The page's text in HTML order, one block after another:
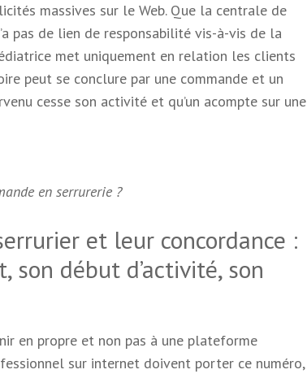
massives sur le Web. Que la centrale de
pas de lien de responsabilité vis-à-vis de la
met uniquement en relation les clients
peut se conclure par une commande et un
cesse son activité et qu’un acompte sur une
en serrurerie ?
et leur concordance :
son début d’activité, son
en propre et non pas à une plateforme
sur internet doivent porter ce numéro,